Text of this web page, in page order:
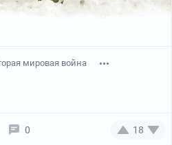
мировая война
0 18